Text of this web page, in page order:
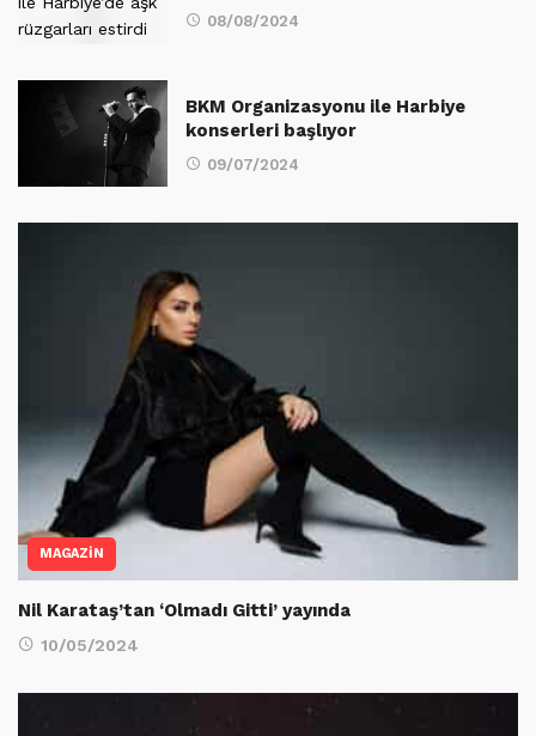
08/08/2024
BKM Organizasyonu ile Harbiye
konserleri başlıyor
09/07/2024
MAGAZİN
Nil Karataş’tan ‘Olmadı Gitti’ yayında
10/05/2024